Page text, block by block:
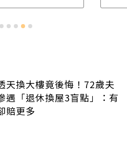
天換大樓竟後悔！72歲夫
遇「退休換屋3盲點」：有
賠更多